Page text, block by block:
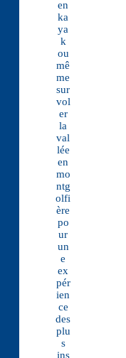
en
ka
ya
k
ou
mê
me
sur
vol
er
la
val
lée
en
mo
ntg
olfi
ère
po
ur
un
e
ex
pér
ien
ce
des
plu
s
ins